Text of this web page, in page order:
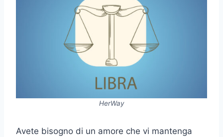
HerWay
Avete bisogno di un amore che vi mantenga